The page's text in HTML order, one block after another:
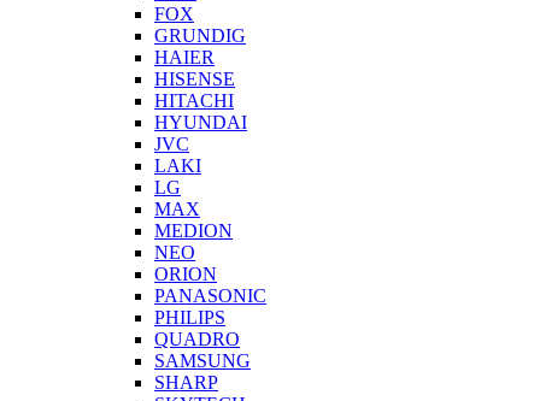
FOX
GRUNDIG
HAIER
HISENSE
HITACHI
HYUNDAI
JVC
LAKI
LG
MAX
MEDION
NEO
ORION
PANASONIC
PHILIPS
QUADRO
SAMSUNG
SHARP